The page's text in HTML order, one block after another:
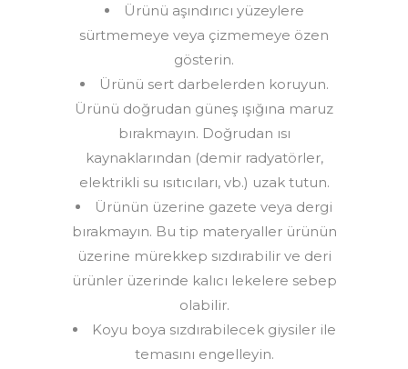
Ürünü aşındırıcı yüzeylere
sürtmemeye veya çizmemeye özen
gösterin.
Ürünü sert darbelerden koruyun.
Ürünü doğrudan güneş ışığına maruz
bırakmayın. Doğrudan ısı
kaynaklarından (demir radyatörler,
elektrikli su ısıtıcıları, vb.) uzak tutun.
Ürünün üzerine gazete veya dergi
bırakmayın. Bu tip materyaller ürünün
üzerine mürekkep sızdırabilir ve deri
ürünler üzerinde kalıcı lekelere sebep
olabilir.
Koyu boya sızdırabilecek giysiler ile
temasını engelleyin.